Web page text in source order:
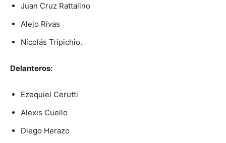
Juan Cruz Rattalino
Alejo Rivas
Nicolás Tripichio.
Delanteros:
Ezequiel Cerutti
Alexis Cuello
Diego Herazo